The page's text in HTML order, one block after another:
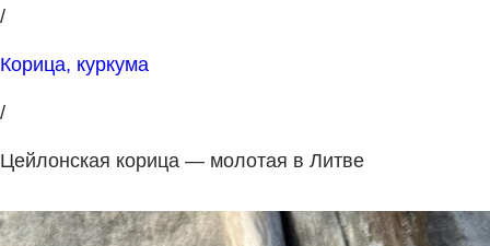
/
Корица, куркума
/
Цейлонская корица — молотая в Литве